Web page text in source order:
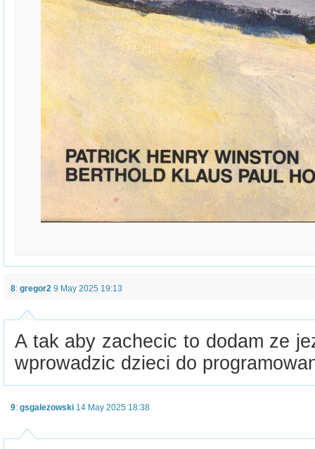
8: gregor2 9 May 2025 19:13
A tak aby zachecic to dodam ze
wprowadzic dzieci do
9: gsgalezowski 14 May 2025 18:38